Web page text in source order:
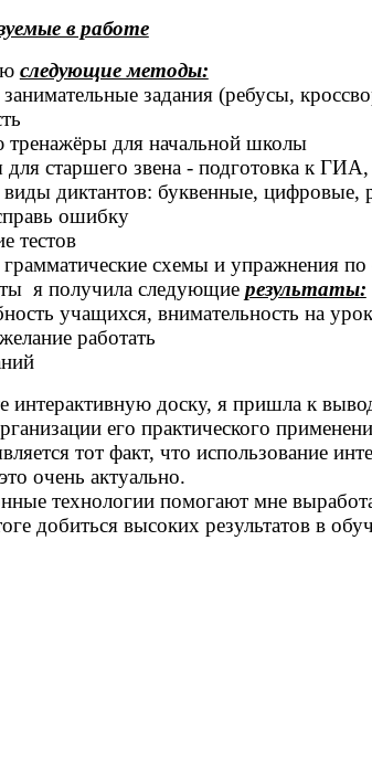
в работе
следующие методы:
задания (ребусы,
тренажёры для начальной школы
старшего звена - подготовка к
диктантов: буквенные, цифровые,
ошибку
тестов
схемы и упражнения по
я получила следующие результаты:
учащихся, внимательность на
работать
интерактивную доску, я пришла к
его практического
тот факт, что использование
очень актуально.
технологии помогают мне
добиться высоких результатов в